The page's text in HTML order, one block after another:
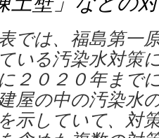
では、福島第一
いる汚染水対策
２０２０年まで
屋の中の汚染水
示していて、対